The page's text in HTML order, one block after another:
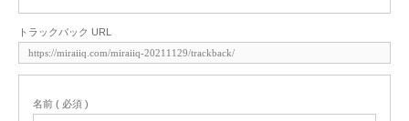
トラックバック URL
名前 ( 必須 )